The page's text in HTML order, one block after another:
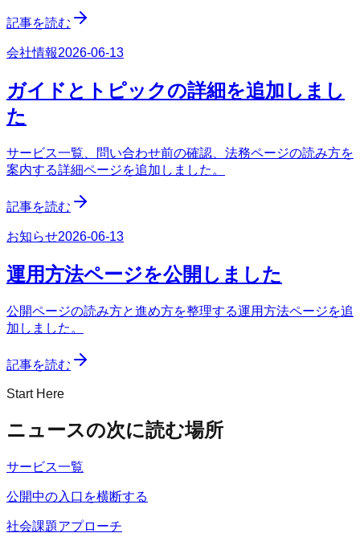
記事を読む
会社情報2026-06-13
ガイドとトピックの詳細を追加しまし
た
サービス一覧、問い合わせ前の確認、法務ページの読み方を
案内する詳細ページを追加しました。
記事を読む
お知らせ2026-06-13
運用方法ページを公開しました
公開ページの読み方と進め方を整理する運用方法ページを追
加しました。
記事を読む
Start Here
ニュースの次に読む場所
サービス一覧
公開中の入口を横断する
社会課題アプローチ